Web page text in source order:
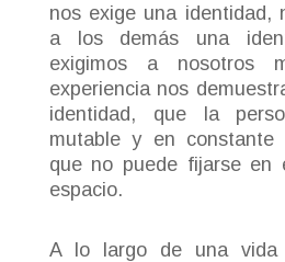
nos exige una identidad,
a los demás una
exigimos a nosotros
experiencia nos
identidad, que la
mutable y en constante
que no puede fijarse en
espacio.
A lo largo de una vida